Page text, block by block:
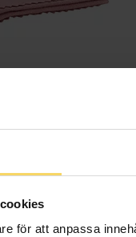
för att anpassa